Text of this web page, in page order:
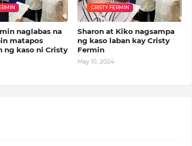
naglabas na
matapos
ng kaso ni Cristy
CRISTY FERMIN
Sharon at Kiko nagsampa
ng kaso laban kay Cristy
Fermin
May 10, 2024